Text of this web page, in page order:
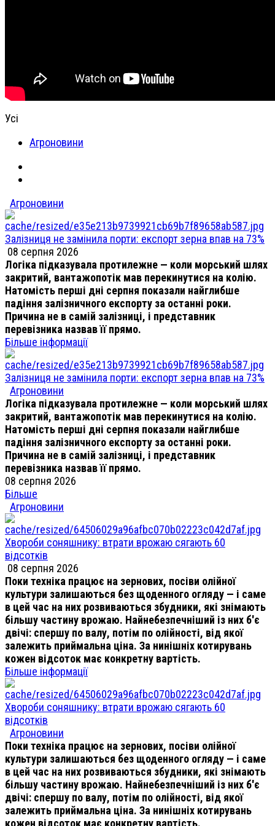
Усі
Агроновини
Агроновини
Залізниця не замінила порти: експорт зерна впав на 73%
08 серпня 2026
Логіка підказувала протилежне — коли морський шлях
закритий, вантажопотік мав перекинутися на колію.
Натомість перші дні серпня показали найглибше
падіння залізничного експорту за останні роки.
Причина не в самій залізниці, і представник
перевізника назвав її прямо.
Більше інформації
Залізниця не замінила порти: експорт зерна впав на 73%
Агроновини
Логіка підказувала протилежне — коли морський шлях
закритий, вантажопотік мав перекинутися на колію.
Натомість перші дні серпня показали найглибше
падіння залізничного експорту за останні роки.
Причина не в самій залізниці, і представник
перевізника назвав її прямо.
08 серпня 2026
Більше
Агроновини
Хвороби соняшнику: втрати врожаю сягають 60
відсотків
08 серпня 2026
Поки техніка працює на зернових, посіви олійної
культури залишаються без щоденного огляду — і саме
в цей час на них розвиваються збудники, які знімають
більшу частину врожаю. Найнебезпечніший із них б'є
двічі: спершу по валу, потім по олійності, від якої
залежить приймальна ціна. За нинішніх котирувань
кожен відсоток має конкретну вартість.
Більше інформації
Хвороби соняшнику: втрати врожаю сягають 60
відсотків
Агроновини
Поки техніка працює на зернових, посіви олійної
культури залишаються без щоденного огляду — і саме
в цей час на них розвиваються збудники, які знімають
більшу частину врожаю. Найнебезпечніший із них б'є
двічі: спершу по валу, потім по олійності, від якої
залежить приймальна ціна. За нинішніх котирувань
кожен відсоток має конкретну вартість.